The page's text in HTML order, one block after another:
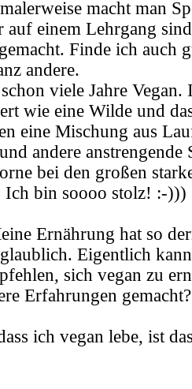
macht man
auf einem Lehrgang
Finde ich auch
andere.
viele Jahre Vegan.
wie eine Wilde und
eine Mischung aus
andere anstrengende
bei den großen
bin soooo stolz! :-)))
Ernährung hat so
Eigentlich
sich vegan zu
Erfahrungen
ich vegan lebe, ist